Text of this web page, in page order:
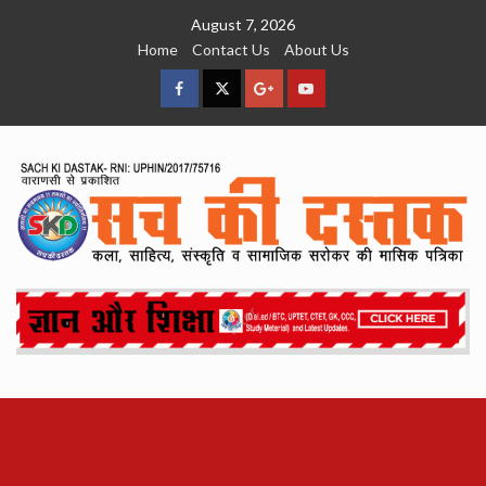
August 7, 2026
Home
Contact Us About Us
facebookTwitterGoogleYouTube